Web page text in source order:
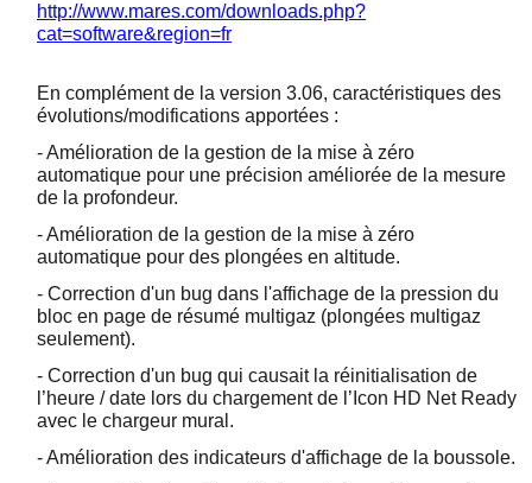
http://www.mares.com/downloads.php?
cat=software&region=fr
En complément de la version 3.06, caractéristiques des
évolutions/modifications apportées :
- Amélioration de la gestion de la mise à zéro
automatique pour une précision améliorée de la mesure
de la profondeur.
- Amélioration de la gestion de la mise à zéro
automatique pour des plongées en altitude.
- Correction d'un bug dans l'affichage de la pression du
bloc en page de résumé multigaz (plongées multigaz
seulement).
- Correction d'un bug qui causait la réinitialisation de
l’heure / date lors du chargement de l’Icon HD Net Ready
avec le chargeur mural.
- Amélioration des indicateurs d'affichage de la boussole.